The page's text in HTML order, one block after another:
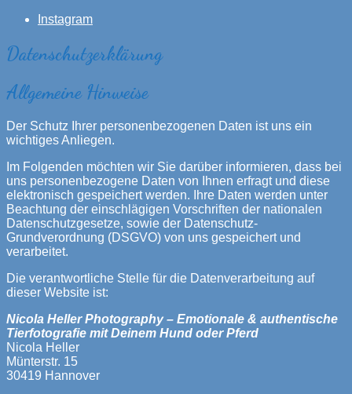
Instagram
Datenschutzerklärung
Allgemeine Hinweise
Der Schutz Ihrer personenbezogenen Daten ist uns ein
wichtiges Anliegen.
Im Folgenden möchten wir Sie darüber informieren, dass bei
uns personenbezogene Daten von Ihnen erfragt und diese
elektronisch gespeichert werden. Ihre Daten werden unter
Beachtung der einschlägigen Vorschriften der nationalen
Datenschutzgesetze, sowie der Datenschutz-
Grundverordnung (DSGVO) von uns gespeichert und
verarbeitet.
Die verantwortliche Stelle für die Datenverarbeitung auf
dieser Website ist:
Nicola Heller Photography – Emotionale & authentische
Tierfotografie mit Deinem Hund oder Pferd
Nicola Heller
Münterstr. 15
30419 Hannover